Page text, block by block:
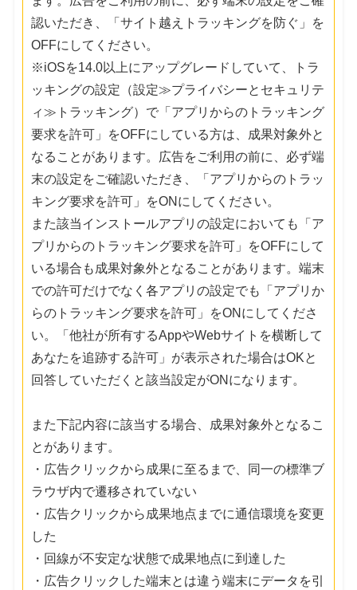
認いただき、「サイト越えトラッキングを防ぐ」を
OFFにしてください。
※iOSを14.0以上にアップグレードしていて、トラ
ッキングの設定（設定≫プライバシーとセキュリテ
ィ≫トラッキング）で「アプリからのトラッキング
要求を許可」をOFFにしている方は、成果対象外と
なることがあります。広告をご利用の前に、必ず端
末の設定をご確認いただき、「アプリからのトラッ
キング要求を許可」をONにしてください。
また該当インストールアプリの設定においても「ア
プリからのトラッキング要求を許可」をOFFにして
いる場合も成果対象外となることがあります。端末
での許可だけでなく各アプリの設定でも「アプリか
らのトラッキング要求を許可」をONにしてくださ
い。「他社が所有するAppやWebサイトを横断して
あなたを追跡する許可」が表示された場合はOKと
回答していただくと該当設定がONになります。
また下記内容に該当する場合、成果対象外となるこ
とがあります。
・広告クリックから成果に至るまで、同一の標準ブ
ラウザ内で遷移されていない
・広告クリックから成果地点までに通信環境を変更
した
・回線が不安定な状態で成果地点に到達した
・広告クリックした端末とは違う端末にデータを引